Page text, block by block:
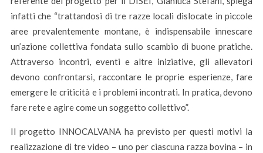
infatti che “trattandosi di tre razze locali dislocate in piccole
aree prevalentemente montane, è indispensabile innescare
un’azione collettiva fondata sullo scambio di buone pratiche.
Attraverso incontri, eventi e altre iniziative, gli allevatori
devono confrontarsi, raccontare le proprie esperienze, fare
emergere le criticità e i problemi incontrati. In pratica, devono
fare rete e agire come un soggetto collettivo”.
Il progetto INNOCALVANA ha previsto per questi motivi la
realizzazione di tre video – uno per ciascuna razza bovina – in